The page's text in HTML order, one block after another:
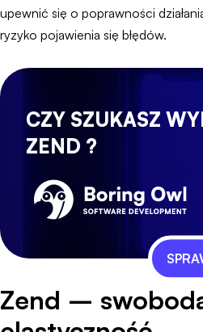
upewnić się o poprawności
ryzyko pojawienia się błędów.
CZY SZUKASZ
ZEND ?
Zend –